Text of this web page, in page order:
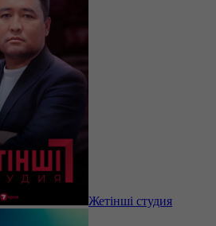
Жетінші студия